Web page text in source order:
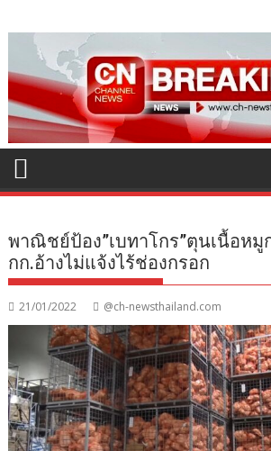
to
content
พาณิชย์ป้อง”เบทาโกร”ตุนเนื้อหมู
กก.อ้างไม่แจ้งไร้ช่องกรอก
21/01/2022 @ch-newsthailand.com